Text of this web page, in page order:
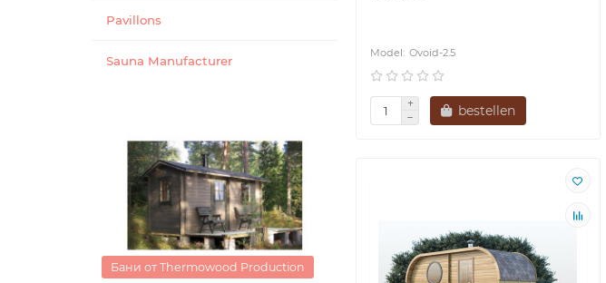
Pavillons
Sauna Manufacturer
Бани от Thermowood Production Бани от Thermowood Production
Ovoid-2.5
bestellen